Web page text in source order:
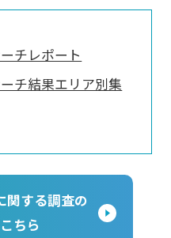
チレポート
チ結果エリア別集
関する調査の
ちら